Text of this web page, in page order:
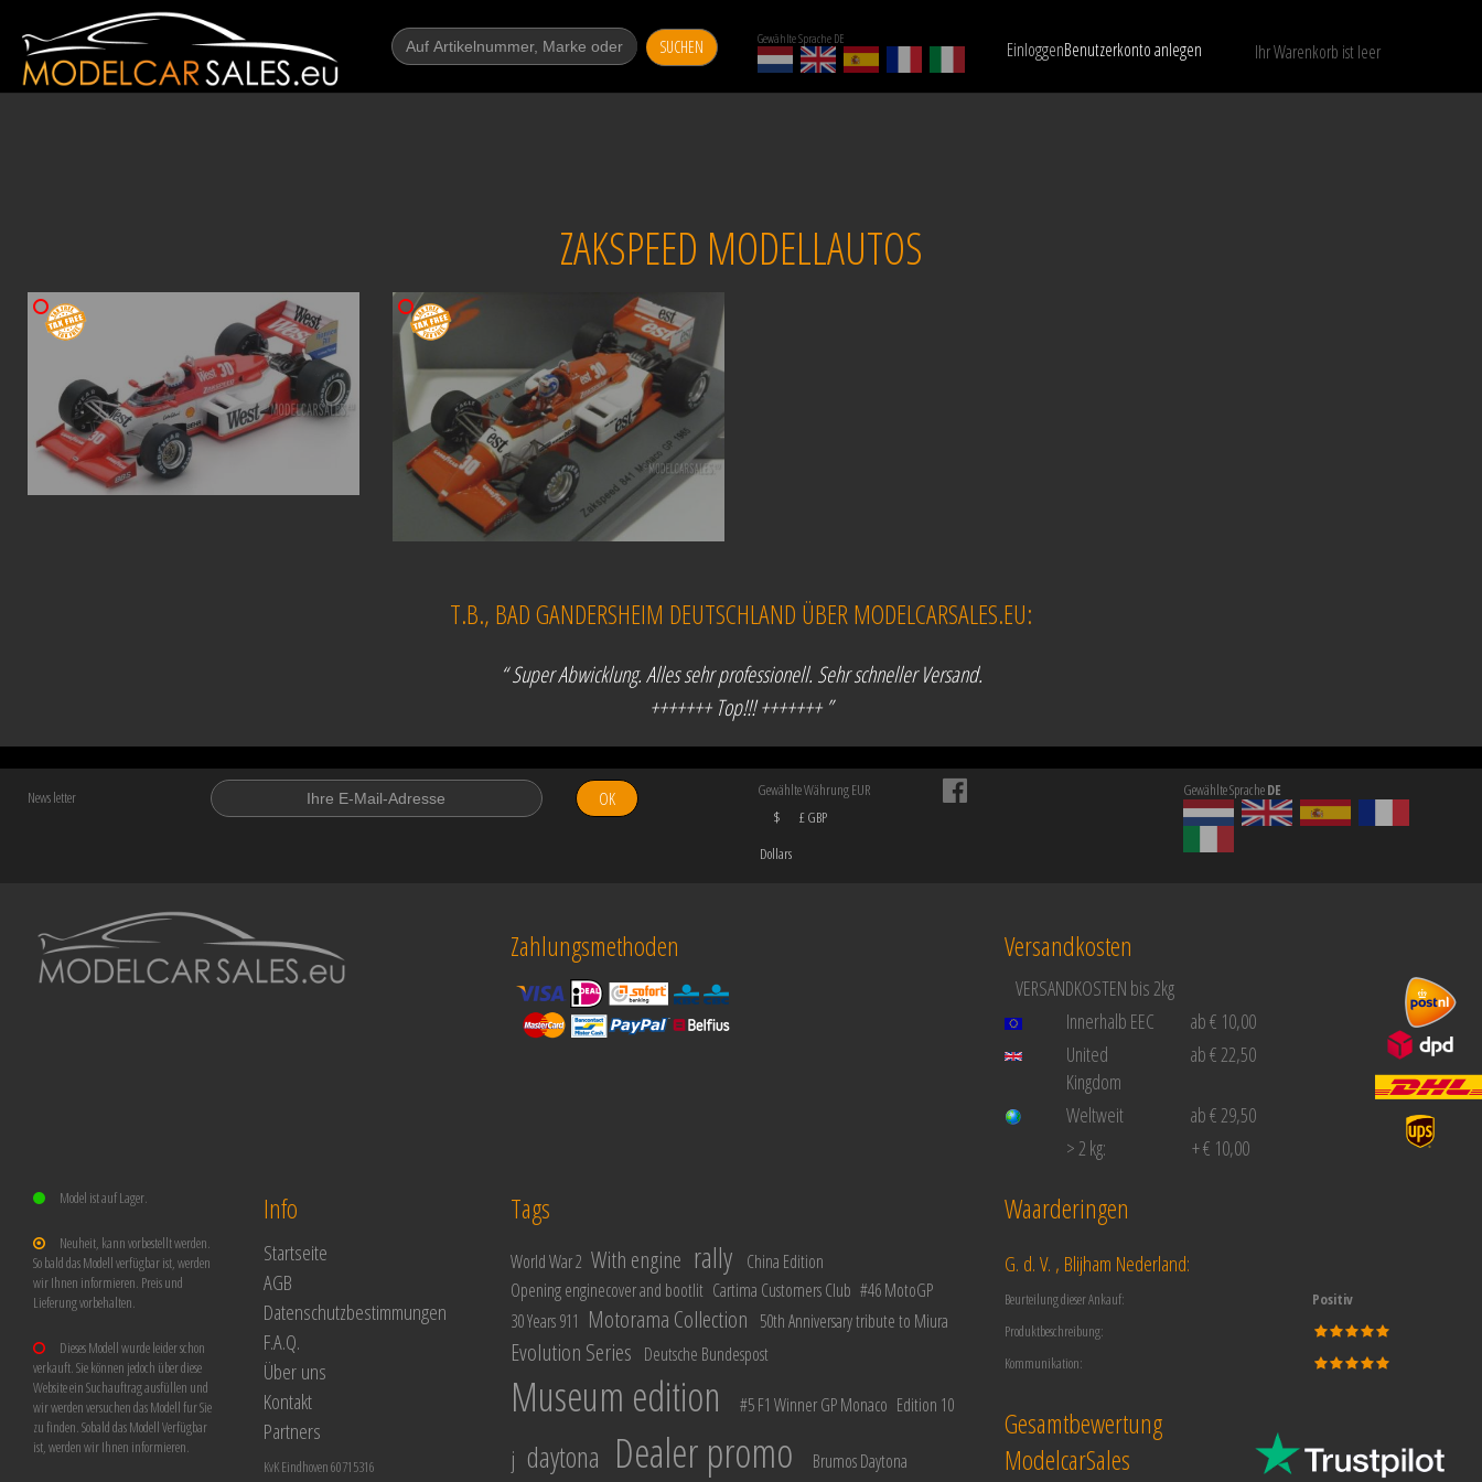
SUCHEN Gewählte Sprache DE EinloggenBenutzerkonto anlegen Ihr Warenkorb ist leer
Nur verfügbare Modelle anzeigen LÖSCHEN
ZAKSPEED MODELLAUTOS
T.B., BAD GANDERSHEIM DEUTSCHLAND ÜBER MODELCARSALES.EU:
“ Super Abwicklung. Alles sehr professionell. Sehr schneller Versand.
+++++++ Top!!! +++++++ ”
News letter OK
Gewählte Währung EUR
$
Dollars
£ GBP
Gewählte SpracheDE
Zahlungsmethoden Versandkosten
VERSANDKOSTEN bis 2kg
Innerhalb EEC
ab € 10,00
United
Kingdom
ab € 22,50
Weltweit
ab € 29,50
> 2 kg:
+ € 10,00
Model ist auf Lager.
Neuheit, kann vorbestellt werden.
So bald das Modell verfügbar ist, werden
wir Ihnen informieren. Preis und
Lieferung vorbehalten.
Dieses Modell wurde leider schon
verkauft. Sie können jedoch über diese
Website ein Suchauftrag ausfüllen und
wir werden versuchen das Modell fur Sie
zu finden. Sobald das Modell Verfügbar
ist, werden wir Ihnen informieren.
Info
Startseite
AGB
Datenschutzbestimmungen
F.A.Q.
Über uns
Kontakt
Partners
KvK Eindhoven 60715316
Tags
World War 2 With engine rally
China Edition
Opening enginecover and bootlit Cartima Customers Club #46 MotoGP
30 Years 911 Motorama Collection 50th Anniversary tribute to Miura
Evolution Series Deutsche Bundespost
Museum edition #5 F1 Winner GP Monaco Edition 10
j daytona Dealer promo Brumos Daytona
Waarderingen
G. d. V. , Blijham Nederland:
Beurteilung dieser Ankauf:
Positiv
Produktbeschreibung:
Kommunikation:
Gesamtbewertung
ModelcarSales